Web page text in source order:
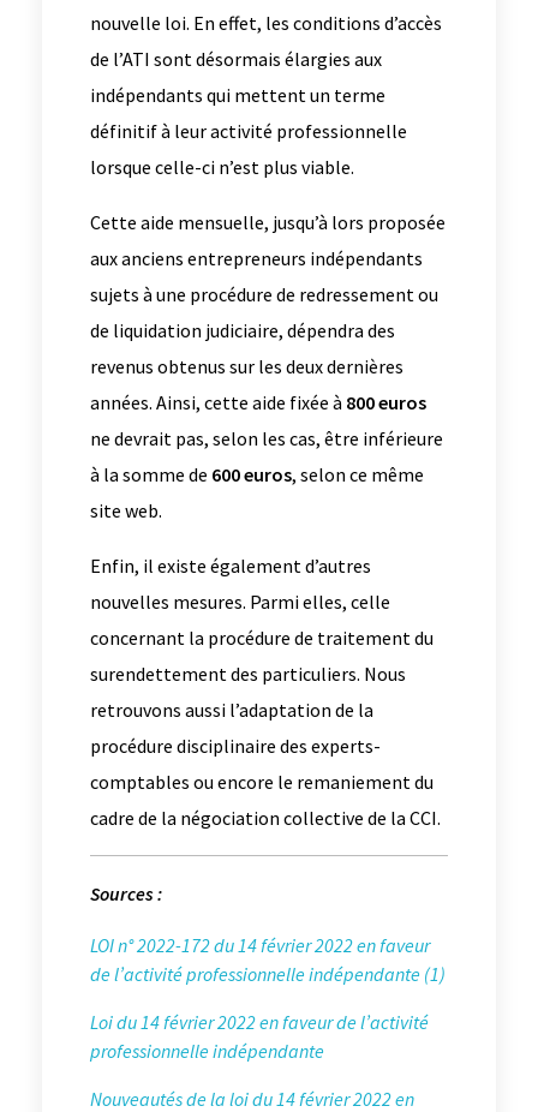
nouvelle loi. En effet, les conditions d’accès
de l’ATI sont désormais élargies aux
indépendants qui mettent un terme
définitif à leur activité professionnelle
lorsque celle-ci n’est plus viable.
Cette aide mensuelle, jusqu’à lors proposée
aux anciens entrepreneurs indépendants
sujets à une procédure de redressement ou
de liquidation judiciaire, dépendra des
revenus obtenus sur les deux dernières
années. Ainsi, cette aide fixée à 800 euros
ne devrait pas, selon les cas, être inférieure
à la somme de 600 euros, selon ce même
site web.
Enfin, il existe également d’autres
nouvelles mesures. Parmi elles, celle
concernant la procédure de traitement du
surendettement des particuliers. Nous
retrouvons aussi l’adaptation de la
procédure disciplinaire des experts-
comptables ou encore le remaniement du
cadre de la négociation collective de la CCI.
Sources :
LOI n° 2022-172 du 14 février 2022 en faveur
de l’activité professionnelle indépendante (1)
Loi du 14 février 2022 en faveur de l’activité
professionnelle indépendante
Nouveautés de la loi du 14 février 2022 en